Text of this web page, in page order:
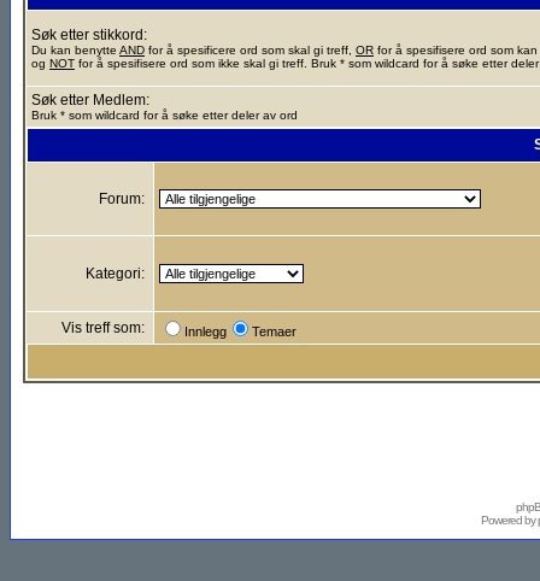
Søk etter stikkord:
Du kan benytte AND for å spesificere ord som skal gi treff, OR for å spesifisere ord som
og NOT for å spesifisere ord som ikke skal gi treff. Bruk * som wildcard for å søke etter
Søk etter Medlem:
Bruk * som wildcard for å søke etter deler av ord
Forum:
Kategori:
Vis treff som: Innlegg Temaer
Powered by